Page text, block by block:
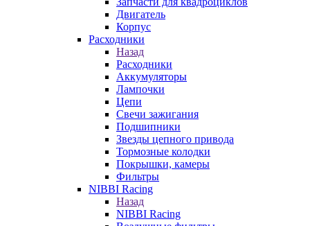
Двигатель
Корпус
Расходники
Назад
Расходники
Аккумуляторы
Лампочки
Цепи
Свечи зажигания
Подшипники
Звезды цепного привода
Тормозные колодки
Покрышки, камеры
Фильтры
NIBBI Racing
Назад
NIBBI Racing